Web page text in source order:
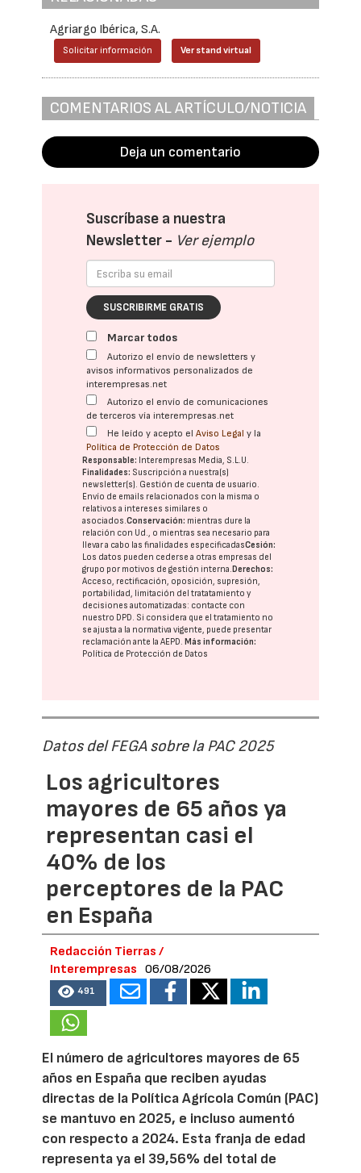
Agriargo Ibérica, S.A.
Solicitar información Ver stand virtual
COMENTARIOS AL ARTÍCULO/NOTICIA
Deja un comentario
Suscríbase a nuestra
Newsletter - Ver ejemplo
SUSCRIBIRME GRATIS
Marcar todos
Autorizo el envío de newsletters y
avisos informativos personalizados de
interempresas.net
Autorizo el envío de comunicaciones
de terceros vía interempresas.net
He leído y acepto elAviso Legal y la
Política de Protección de Datos
Responsable: Interempresas Media, S.L.U.
Finalidades: Suscripción a nuestra(s)
newsletter(s). Gestión de cuenta de usuario.
Envío de emails relacionados con la misma o
relativos a intereses similares o
asociados.Conservación: mientras dure la
relación con Ud., o mientras sea necesario para
llevar a cabo las finalidades especificadasCesión:
Los datos pueden cederse a otras empresas del
grupo por motivos de gestión interna. Derechos:
Acceso, rectificación, oposición, supresión,
portabilidad, limitación del tratatamiento y
decisiones automatizadas: contacte con
nuestro DPD. Si considera que el tratamiento no
se ajusta a la normativa vigente, puede presentar
reclamación ante laAEPD. Más información:
Política de Protección de Datos
Datos del FEGA sobre la PAC 2025
Los agricultores
mayores de 65 años ya
representan casi el
40% de los
perceptores de la PAC
en España
Redacción Tierras /
Interempresas
06/08/2026
491
El número de agricultores mayores de 65
años en España que reciben ayudas
directas de la Política Agrícola Común (PAC)
se mantuvo en 2025, e incluso aumentó
con respecto a 2024. Esta franja de edad
representa ya el 39,56% del total de